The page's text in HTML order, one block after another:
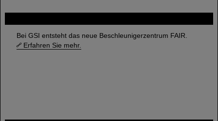
Bei GSI entsteht das neue Beschleunigerzentrum FAIR.
Erfahren Sie mehr.